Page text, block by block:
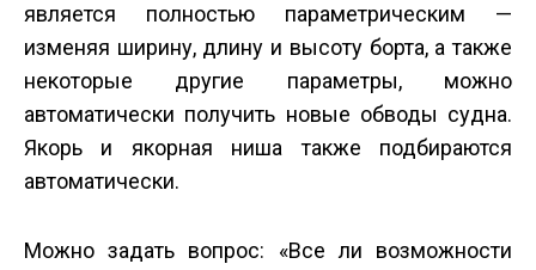
является полностью параметрическим —
изменяя ширину, длину и высоту борта, а также
некоторые другие параметры, можно
автоматически получить новые обводы судна.
Якорь и якорная ниша также подбираются
автоматически.
Можно задать вопрос: «Все ли возможности